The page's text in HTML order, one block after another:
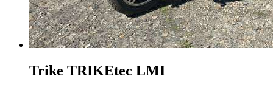
Trike TRIKEtec LMI